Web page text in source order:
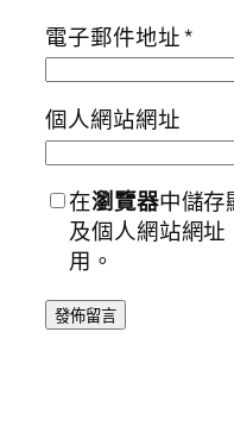
電子郵件地址*
個人網站網址
在瀏覽器中儲存
及個人網站網
用。